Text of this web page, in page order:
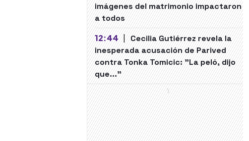
imágenes del matrimonio impactaron
a todos
12:44 | Cecilia Gutiérrez revela la
inesperada acusación de Parived
contra Tonka Tomicic: "La peló, dijo
que..."